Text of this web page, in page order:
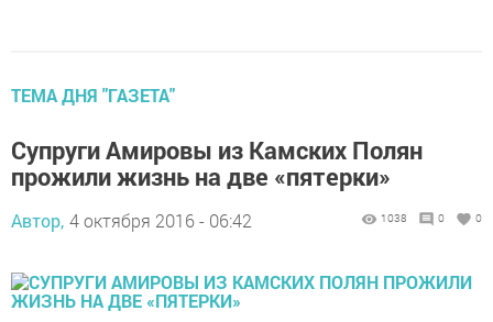
ТЕМА ДНЯ "ГАЗЕТА"
Супруги Амировы из Камских Полян
прожили жизнь на две «пятерки»
Автор, 4 октября 2016 - 06:42 1038 0 0